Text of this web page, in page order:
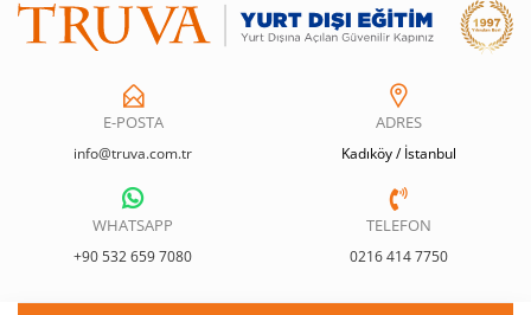
ADRES
Kadıköy / İstanbul
E-POSTA
info@truva.com.tr
TELEFON
0216 414 7750
WHATSAPP
+90 532 659 7080